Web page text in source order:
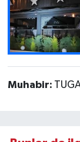
Muhabir: